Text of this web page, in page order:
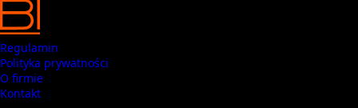
Regulamin
Polityka prywatności
O firmie
Kontakt